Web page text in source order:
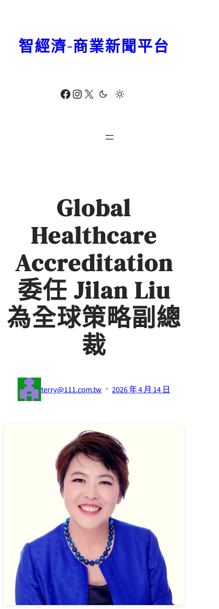
Facebook Instagram X
智經濟-商業新聞平台
Global
Healthcare
Accreditation
委任 Jilan Liu
為全球策略副總
裁
terry@111.com.tw · 2026 年 4 月 14 日